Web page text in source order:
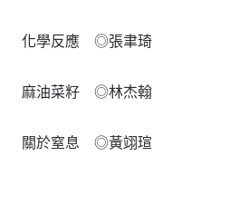
化學反應 ◎張聿琦
麻油菜籽 ◎林杰翰
關於窒息 ◎黃翊瑄